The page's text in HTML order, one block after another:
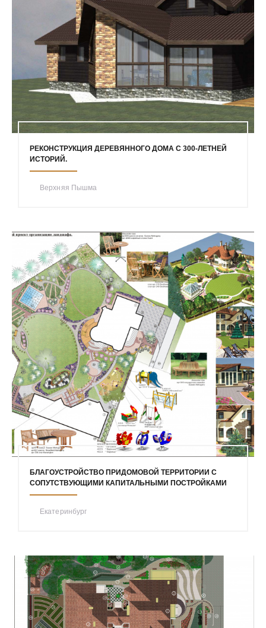
РЕКОНСТРУКЦИЯ ДЕРЕВЯННОГО ДОМА С 300-ЛЕТНЕЙ
ИСТОРИЙ.
Верхняя Пышма
БЛАГОУСТРОЙСТВО ПРИДОМОВОЙ ТЕРРИТОРИИ С
СОПУТСТВУЮЩИМИ КАПИТАЛЬНЫМИ ПОСТРОЙКАМИ
Екатеринбург